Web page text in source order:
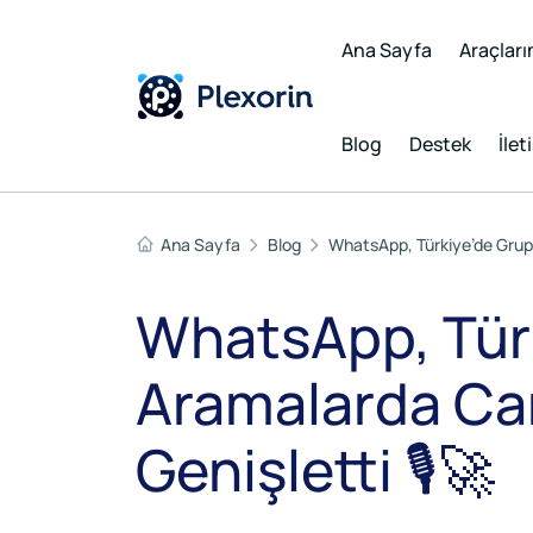
Ana Sayfa
Blog Destek
Ana Sayfa Blog WhatsApp, Türkiye’de
WhatsApp,
Aramalarda
Genişletti 🎙️🚀